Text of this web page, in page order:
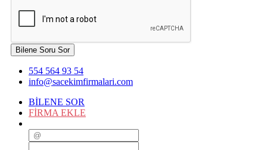
Bilene Soru Sor
554 564 93 54
info@sacekimfirmalari.com
BİLENE SOR
FİRMA EKLE